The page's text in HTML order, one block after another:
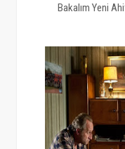
Bakalım Yeni